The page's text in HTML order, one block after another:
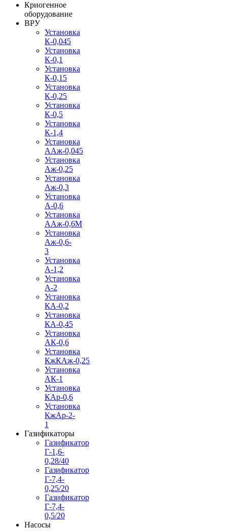
Криогенное
оборудование
ВРУ
Установка
К-0,045
Установка
К-0,1
Установка
К-0,15
Установка
К-0,25
Установка
К-0,5
Установка
К-1,4
Установка
ААж-0,045
Установка
Аж-0,25
Установка
Аж-0,3
Установка
А-0,6
Установка
ААж-0,6М
Установка
Аж-0,6-
3
Установка
А-1,2
Установка
А-2
Установка
КА-0,2
Установка
КА-0,45
Установка
АК-0,6
Установка
КжКАж-0,25
Установка
АК-1
Установка
КАр-0,6
Установка
КжАр-2-
1
Газификаторы
Газификатор
Г-1,6-
0,28/40
Газификатор
Г-7,4-
0,25/20
Газификатор
Г-7,4-
0,5/20
Насосы